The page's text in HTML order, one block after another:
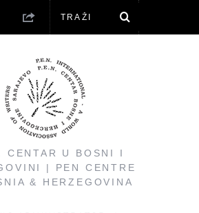
CENTAR U BOSNI I
| PEN CENTRE
& HERZEGOVINA